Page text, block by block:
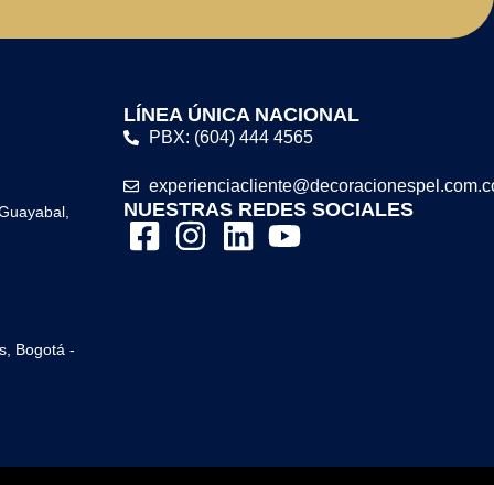
Bogotá -
LÍNEA ÚNICA NACIONAL
PBX: (604) 444 4565
NUESTRAS REDES SOCIALES